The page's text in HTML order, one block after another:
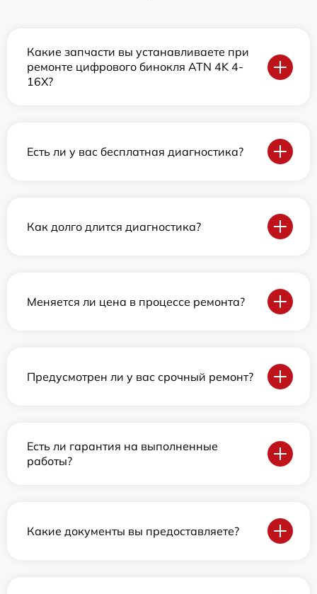
Какие запчасти вы устанавливаете при
ремонте цифрового бинокля ATN 4K 4-
16X?
Есть ли у вас бесплатная диагностика?
Как долго длится диагностика?
Меняется ли цена в процессе ремонта?
Предусмотрен ли у вас срочный ремонт?
Есть ли гарантия на выполненные
работы?
Какие документы вы предоставляете?